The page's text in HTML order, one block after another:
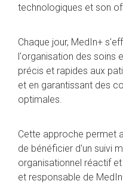
technologiques et son
Chaque jour, MedIn+
l'organisation des soins
précis et rapides aux
et en garantissant des
optimales.
Cette approche permet
de bénéficier d'un suivi
organisationnel réactif
et responsable de